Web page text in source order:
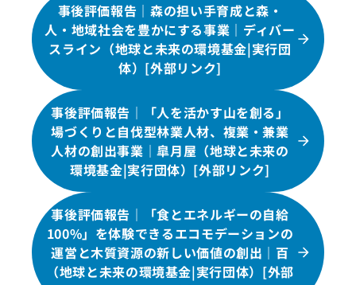
事後評価報告｜森の担い手育成と森・
人・地域社会を豊かにする事業｜ディバー
スライン（地球と未来の環境基金|実行団
体）[外部リンク]
事後評価報告｜「人を活かす山を創る」
場づくりと自伐型林業人材、複業・兼業
人材の創出事業｜皐月屋（地球と未来の
環境基金|実行団体）[外部リンク]
事後評価報告｜「食とエネルギーの自給
100%」を体験できるエコモデーションの
運営と木質資源の新しい価値の創出｜百
（地球と未来の環境基金|実行団体）[外部